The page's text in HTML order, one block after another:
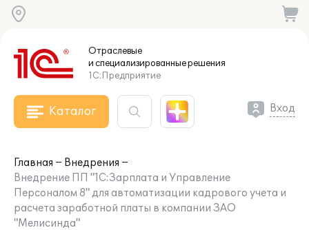
Отраслевые
и специализированныерешения
1С:Предприятие
Каталог Вход
Главная
Внедрения
Внедрение ПП "1С:Зарплата и Управление
Персоналом 8" для автоматизации кадрового учета и
расчета заработной платы в компании ЗАО
"Мелисинда"